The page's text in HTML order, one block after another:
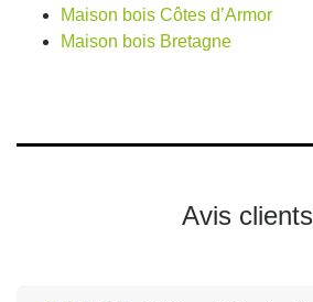
Maison bois Côtes d’Armor
Maison bois Bretagne
Avis clients